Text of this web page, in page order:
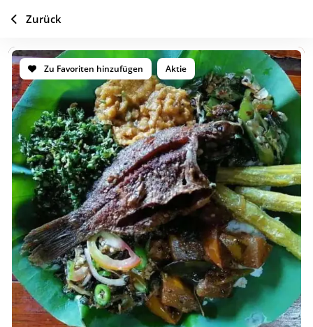
Zu Favoriten hinzufügen Aktie
Zurück